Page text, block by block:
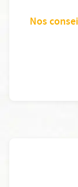
Nos